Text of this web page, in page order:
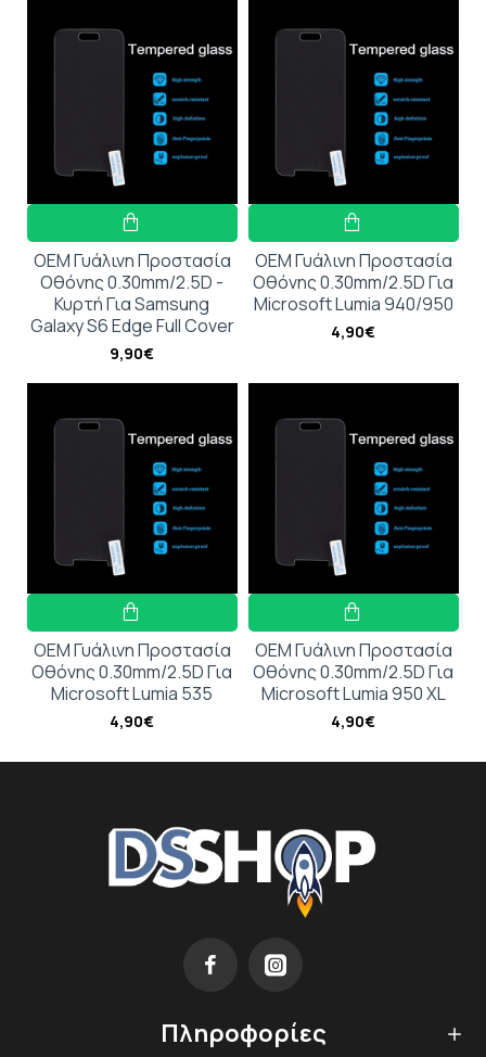
OEM Γυάλινη Προστασία
Οθόνης 0.30mm/2.5D -
Κυρτή Για Samsung
Galaxy S6 Edge Full Cover
9,90€
OEM Γυάλινη Προστασία
Οθόνης 0.30mm/2.5D Για
Microsoft Lumia 940/950
4,90€
OEM Γυάλινη Προστασία
Οθόνης 0.30mm/2.5D Για
Microsoft Lumia 535
4,90€
OEM Γυάλινη Προστασία
Οθόνης 0.30mm/2.5D Για
Microsoft Lumia 950 XL
4,90€
Πληροφορίες